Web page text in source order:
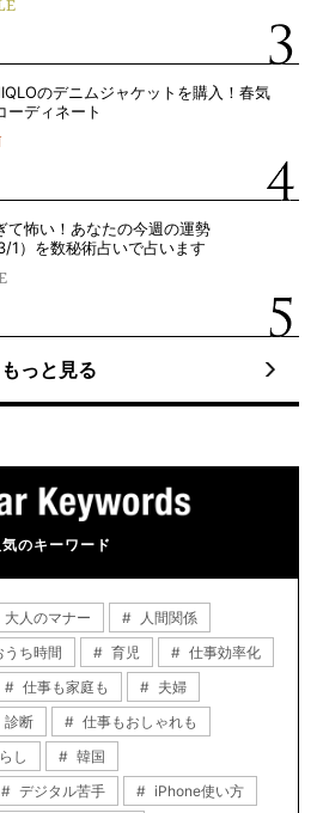
のデニムジャケットを購入！春気
ーディネート
て怖い！あなたの今週の運勢
1）を数秘術占いで占います
もっと見る
気のキーワード
大人のマナー
人間関係
うち時間 育児
仕事効率化
仕事も家庭も
夫婦
診断
仕事もおしゃれも
し
韓国
デジタル苦手
iPhone使い方